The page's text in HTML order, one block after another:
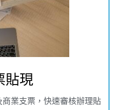
貼現
業支票，快速審核辦理貼